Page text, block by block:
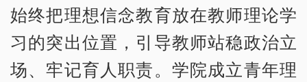
始终把理想信念教育放在教师理论学
习的突出位置，引导教师站稳政治立
场、牢记育人职责。学院成立青年理